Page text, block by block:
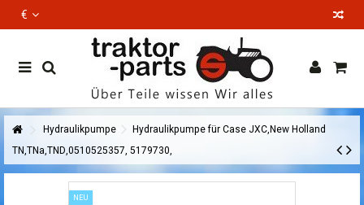
€
Hydraulikpumpe
Hydraulikpumpe für Case JXC,New Holland
TN,TNa,TND,0510525357, 5179730,
NEU